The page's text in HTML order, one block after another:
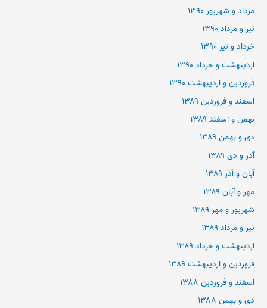
مرداد و شهریور ۱۳۹۰
تیر و مرداد ۱۳۹۰
خرداد و تیر ۱۳۹۰
اردیبهشت و خرداد ۱۳۹۰
فروردین و اردیبهشت ۱۳۹۰
اسفند و فروردین ۱۳۸۹
بهمن و اسفند ۱۳۸۹
دی و بهمن ۱۳۸۹
آذر و دی ۱۳۸۹
آبان و آذر ۱۳۸۹
مهر و آبان ۱۳۸۹
شهریور و مهر ۱۳۸۹
تیر و مرداد ۱۳۸۹
اردیبهشت و خرداد ۱۳۸۹
فروردین و اردیبهشت ۱۳۸۹
اسفند و فروردین ۱۳۸۸
دی و بهمن ۱۳۸۸